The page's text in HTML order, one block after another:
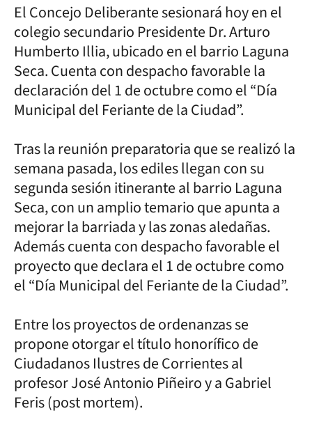
El Concejo Deliberante sesionará hoy en el
colegio secundario Presidente Dr. Arturo
Humberto Illia, ubicado en el barrio Laguna
Seca. Cuenta con despacho favorable la
declaración del 1 de octubre como el “Día
Municipal del Feriante de la Ciudad”.
Tras la reunión preparatoria que se realizó la
semana pasada, los ediles llegan con su
segunda sesión itinerante al barrio Laguna
Seca, con un amplio temario que apunta a
mejorar la barriada y las zonas aledañas.
Además cuenta con despacho favorable el
proyecto que declara el 1 de octubre como
el “Día Municipal del Feriante de la Ciudad”.
Entre los proyectos de ordenanzas se
propone otorgar el título honorífico de
Ciudadanos Ilustres de Corrientes al
profesor José Antonio Piñeiro y a Gabriel
Feris (post mortem).